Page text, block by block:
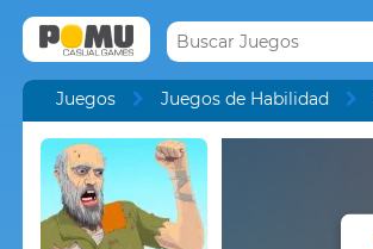
Juegos Juegos de Habilidad